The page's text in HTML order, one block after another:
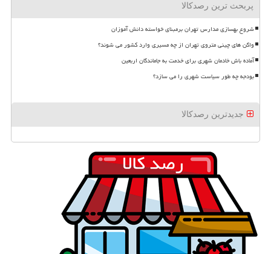
پربحث ترین رصدکالا
شروع بهسازی مدارس تهران برمبنای خواسته دانش آموزان
واگن های چینی متروی تهران از چه مسیری وارد کشور می شوند؟
آماده باش خادمان شهری برای خدمت به جاماندگان اربعین
بودجه چه طور سیاست شهری را می سازد؟
جدیدترین رصدکالا